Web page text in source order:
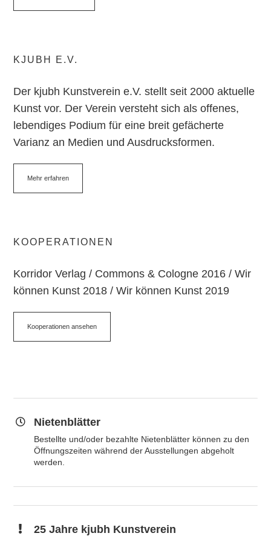
KJUBH E.V.
Der kjubh Kunstverein e.V. stellt seit 2000 aktuelle
Kunst vor. Der Verein versteht sich als offenes,
lebendiges Podium für eine breit gefächerte
Varianz an Medien und Ausdrucksformen.
Mehr erfahren
KOOPERATIONEN
Korridor Verlag / Commons & Cologne 2016 / Wir
können Kunst 2018 / Wir können Kunst 2019
Kooperationen ansehen
Nietenblätter
Bestellte und/oder bezahlte Nietenblätter können zu den
Öffnungszeiten während der Ausstellungen abgeholt
werden.
25 Jahre kjubh Kunstverein